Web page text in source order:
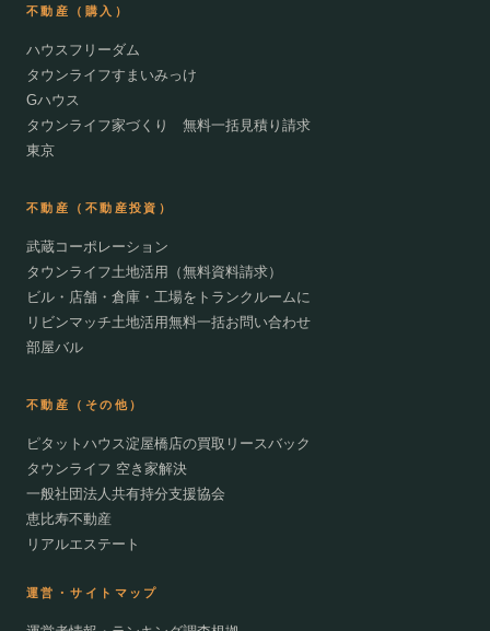
不動産（購入）
ハウスフリーダム
タウンライフすまいみっけ
Gハウス
タウンライフ家づくり 無料一括見積り請求
東京
不動産（不動産投資）
武蔵コーポレーション
タウンライフ土地活用（無料資料請求）
ビル・店舗・倉庫・工場をトランクルームに
リビンマッチ土地活用無料一括お問い合わせ
部屋バル
不動産（その他）
ピタットハウス淀屋橋店の買取リースバック
タウンライフ 空き家解決
一般社団法人共有持分支援協会
恵比寿不動産
リアルエステート
運営・サイトマップ